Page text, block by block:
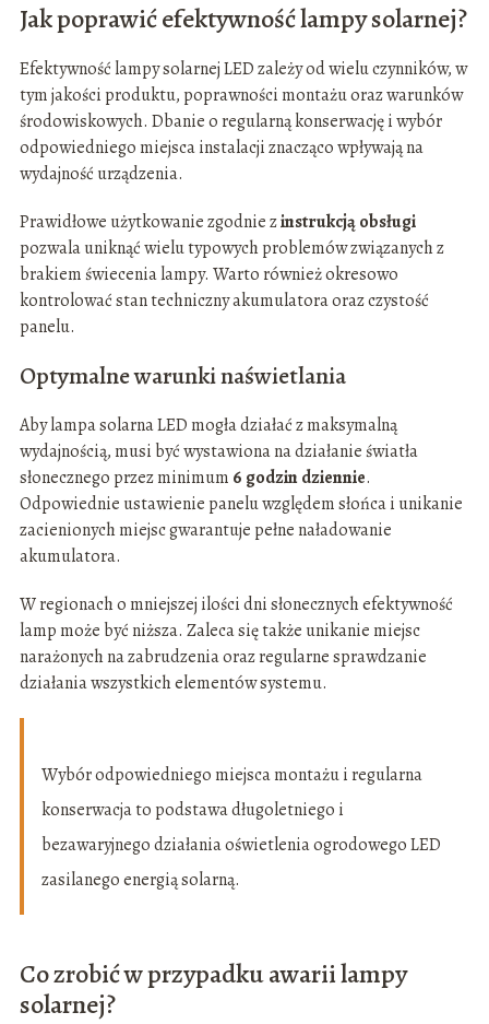
Jak poprawić efektywność lampy solarnej?
Efektywność lampy solarnej LED zależy od wielu czynników, w
tym jakości produktu, poprawności montażu oraz warunków
środowiskowych. Dbanie o regularną konserwację i wybór
odpowiedniego miejsca instalacji znacząco wpływają na
wydajność urządzenia.
Prawidłowe użytkowanie zgodnie zinstrukcją obsługi
pozwala uniknąć wielu typowych problemów związanych z
brakiem świecenia lampy. Warto również okresowo
kontrolować stan techniczny akumulatora oraz czystość
panelu.
Optymalne warunki naświetlania
Aby lampa solarna LED mogła działać z maksymalną
wydajnością, musi być wystawiona na działanie światła
słonecznego przez minimum 6 godzin dziennie.
Odpowiednie ustawienie panelu względem słońca i unikanie
zacienionych miejsc gwarantuje pełne naładowanie
akumulatora.
W regionach o mniejszej ilości dni słonecznych efektywność
lamp może być niższa. Zaleca się także unikanie miejsc
narażonych na zabrudzenia oraz regularne sprawdzanie
działania wszystkich elementów systemu.
Wybór odpowiedniego miejsca montażu i regularna
konserwacja to podstawa długoletniego i
bezawaryjnego działania oświetlenia ogrodowego LED
zasilanego energią solarną.
Co zrobić w przypadku awarii lampy
solarnej?